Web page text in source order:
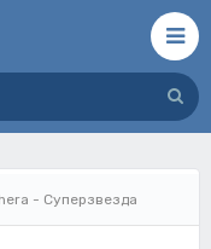
- Суперзвезда